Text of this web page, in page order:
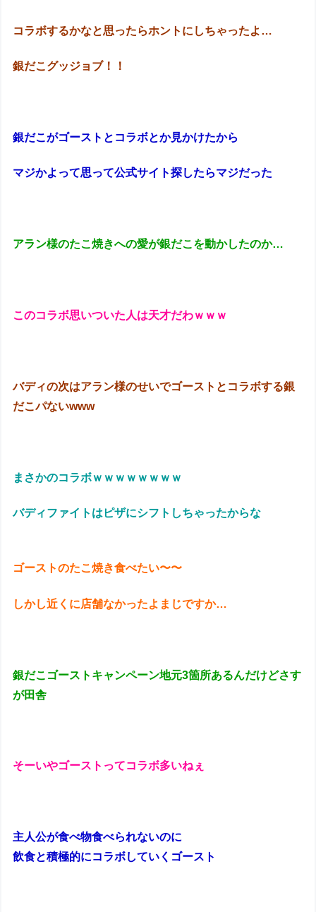
コラボするかなと思ったらホントにしちゃったよ…
銀だこグッジョブ！！
銀だこがゴーストとコラボとか見かけたから
マジかよって思って公式サイト探したらマジだった
アラン様のたこ焼きへの愛が銀だこを動かしたのか…
このコラボ思いついた人は天才だわｗｗｗ
バディの次はアラン様のせいでゴーストとコラボする銀
だこパないwww
まさかのコラボｗｗｗｗｗｗｗｗ
バディファイトはピザにシフトしちゃったからな
ゴーストのたこ焼き食べたい〜〜
しかし近くに店舗なかったよまじですか…
銀だこゴーストキャンペーン地元3箇所あるんだけどさす
が田舎
そーいやゴーストってコラボ多いねぇ
主人公が食べ物食べられないのに
飲食と積極的にコラボしていくゴースト